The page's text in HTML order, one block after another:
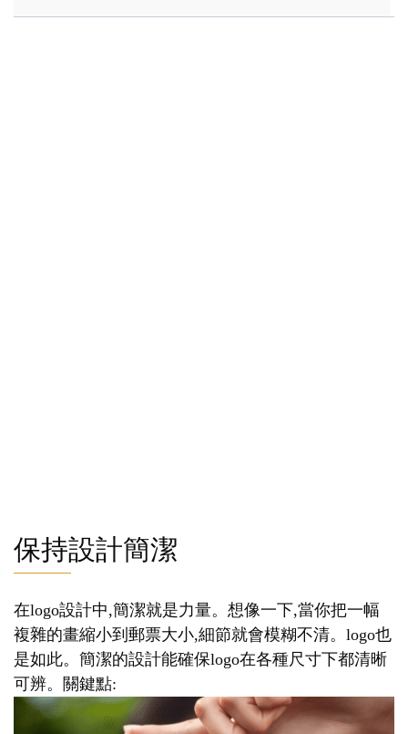
保持設計簡潔
在logo設計中,簡潔就是力量。想像一下,當你把一幅
複雜的畫縮小到郵票大小,細節就會模糊不清。logo也
是如此。簡潔的設計能確保logo在各種尺寸下都清晰
可辨。關鍵點: